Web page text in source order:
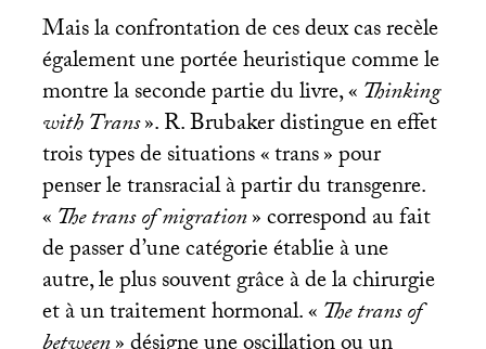
Mais la confrontation de ces deux cas recèle
également une portée heuristique comme le
montre la seconde partie du livre, «Thinking
with Trans». R. Brubaker distingue en effet
trois types de situations «trans» pour
penser le transracial à partir du transgenre.
«The trans of migration» correspond au fait
de passer d’une catégorie établie à une
autre, le plus souvent grâce à de la chirurgie
et à un traitement hormonal. «The trans of